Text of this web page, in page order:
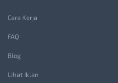
Cara Kerja
FAQ
Blog
Lihat Iklan